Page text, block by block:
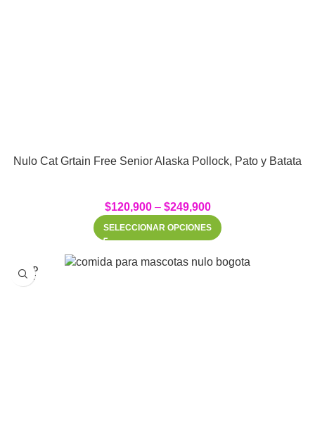
Nulo Cat Grtain Free Senior Alaska Pollock, Pato y Batata
$120,900– $249,900
SELECCIONAR OPCIONES
SOLD
OUT